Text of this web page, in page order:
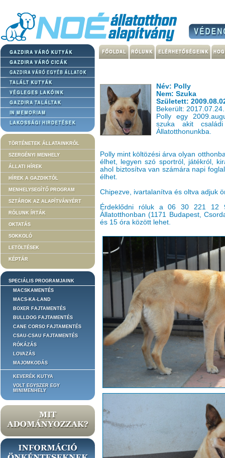
TÖRTÉNETEK ÁLLATAINKRÓL
SZERGÉNYI MENHELY
ÁLLATI HÍREK
HÍREK A GAZDIKTÓL
MENHELYSEGÍTŐ PROGRAM
SZTÁROK AZ ALAPÍTVÁNYÉRT
RÓLUNK ÍRTÁK
OKTATÁS
SOKKOLÓ
LETÖLTÉSEK
KÉPTÁR
SPECIÁLIS PROGRAMJAINK
MACSKAMENTÉS
MACS-KA-LAND
BOXER FAJTAMENTÉS
BULLDOG FAJTAMENTÉS
CANE CORSO FAJTAMENTÉS
CSAU-CSAU FAJTAMENTÉS
RÓKÁZÁS
LOVAZÁS
MAJOMKODÁS
KEVERÉK KUTYA
VOLT EGYSZER EGY
MINIMENHELY
Név: Polly
Nem: Szuka
Született:
Bekerült: 2017.07.24.
Polly egy
szuka akit
Állatotthonunkba.
Polly mint költözési árva olyan
élhet, legyen szó sportról, játékról,
ahol biztosítva van számára napi
élhet.
Chipezve, ivartalanítva és oltva adjuk
Érdeklődni róluk a 06 30 221 12
Állatotthonban (1171 Budapest,
és 15 óra között lehet.